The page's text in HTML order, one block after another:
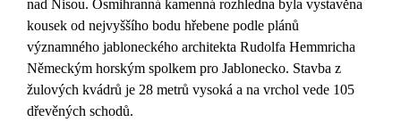
nad Nisou. Osmihranná kamenná rozhledna byla vystavěna
kousek od nejvyššího bodu hřebene podle plánů
významného jabloneckého architekta Rudolfa Hemmricha
Německým horským spolkem pro Jablonecko. Stavba z
žulových kvádrů je 28 metrů vysoká a na vrchol vede 105
dřevěných schodů.